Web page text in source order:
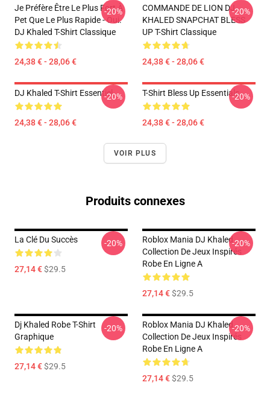
Je Préfère Être Le Plus Fort À
Pet Que Le Plus Rapide - Oui.
DJ Khaled T-Shirt Classique
24,38 € - 28,06 €
-20%
COMMANDE DE LION DJ
KHALED SNAPCHAT BLESS
UP T-Shirt Classique
24,38 € - 28,06 €
-20%
DJ Khaled T-Shirt Essentiel
24,38 € - 28,06 €
-20% T-Shirt Bless Up Essentials
24,38 € - 28,06 €
-20%
VOIR PLUS
Produits connexes
La Clé Du Succès
27,14 €$29.5
-20%
Roblox Mania DJ Khaled
Collection De Jeux Inspirés
Robe En Ligne A
27,14 €$29.5
-20%
Dj Khaled Robe T-Shirt
Graphique
27,14 €$29.5
-20%
Roblox Mania DJ Khaled
Collection De Jeux Inspirés
Robe En Ligne A
27,14 €$29.5
-20%